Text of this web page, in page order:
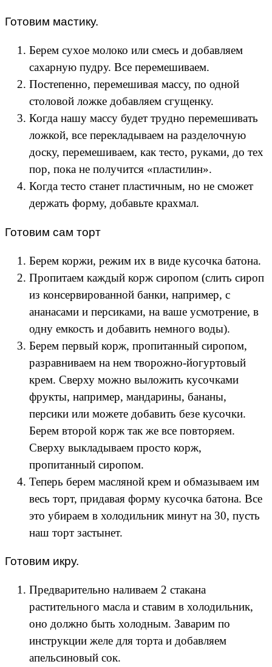
Готовим мастику.
Берем сухое молоко или смесь и добавляем
сахарную пудру. Все перемешиваем.
Постепенно, перемешивая массу, по одной
столовой ложке добавляем сгущенку.
Когда нашу массу будет трудно перемешивать
ложкой, все перекладываем на разделочную
доску, перемешиваем, как тесто, руками, до тех
пор, пока не получится «пластилин».
Когда тесто станет пластичным, но не сможет
держать форму, добавьте крахмал.
Готовим сам торт
Берем коржи, режим их в виде кусочка батона.
Пропитаем каждый корж сиропом (слить сироп
из консервированной банки, например, с
ананасами и персиками, на ваше усмотрение, в
одну емкость и добавить немного воды).
Берем первый корж, пропитанный сиропом,
разравниваем на нем творожно-йогуртовый
крем. Сверху можно выложить кусочками
фрукты, например, мандарины, бананы,
персики или можете добавить безе кусочки.
Берем второй корж так же все повторяем.
Сверху выкладываем просто корж,
пропитанный сиропом.
Теперь берем масляной крем и обмазываем им
весь торт, придавая форму кусочка батона. Все
это убираем в холодильник минут на 30, пусть
наш торт застынет.
Готовим икру.
Предварительно наливаем 2 стакана
растительного масла и ставим в холодильник,
оно должно быть холодным. Заварим по
инструкции желе для торта и добавляем
апельсиновый сок.